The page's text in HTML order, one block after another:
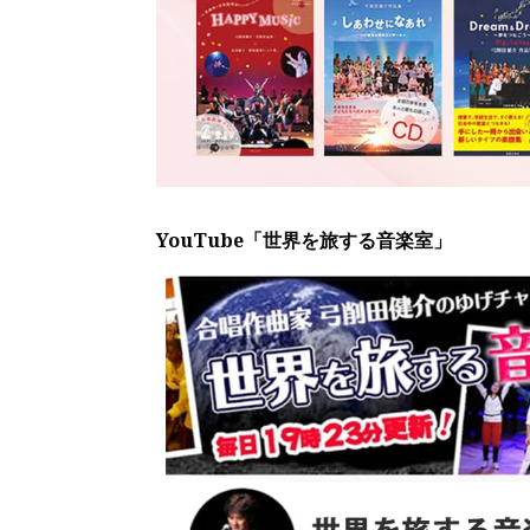
YouTube「世界を旅する音楽室」